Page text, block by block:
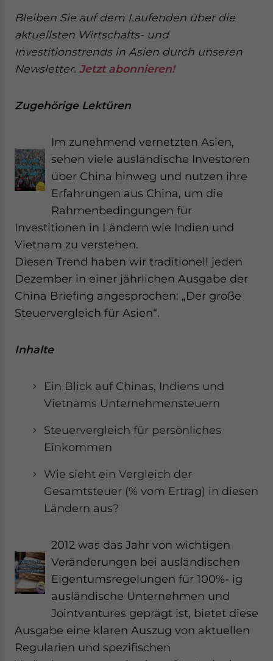
Bleiben Sie auf dem Laufenden über die
aktuellsten Wirtschafts- und
Investitionstrends in Asien durch unseren
Newsletter. Jetzt abonnieren!
Zugehörige Lektüren
Im zunehmend vernetzten Asien,
sehen viele ausländische Investoren
über China hinweg und nutzen ihre
Erfahrungen aus China, um die
Rahmenbedingungen für
Investitionen in Ländern wie Indien und
Vietnam zu verstehen.
Diesen Trend haben wir traditionell jeden
Dezember in einer jährlichen Ausgabe der
China Briefing angesprochen: „Der große
Steuervergleich für Asien“.
Inhalte
Ein Blick auf Chinas, Indiens und
Vietnams Unternehmensteuern
Steuervergleich für persönliches
Einkommen
Wie sieht ein Vergleich der
Gesamtsteuer (% vom Ertrag) in diesen
Ländern aus?
2012 was das Jahr von wichtigen
Veränderungen bei ausländischen
Eigentumsregelungen für 100%- ig
ausländische Unternehmen und
Jointventures geprägt ist, bietet diese
Ausgabe eine klaren Auszug von aktuellen
Regularien und spezifischen